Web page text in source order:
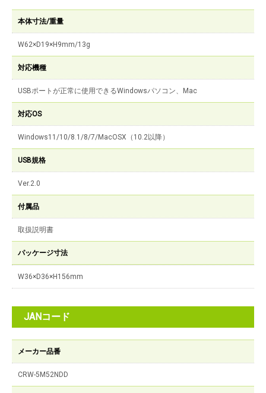
本体寸法/重量
W62×D19×H9mm/13g
対応機種
USBポートが正常に使用できるWindowsパソコン、Mac
対応OS
Windows11/10/8.1/8/7/MacOSX（10.2以降）
USB規格
Ver.2.0
付属品
取扱説明書
パッケージ寸法
W36×D36×H156mm
JANコード
メーカー品番
CRW-5M52NDD